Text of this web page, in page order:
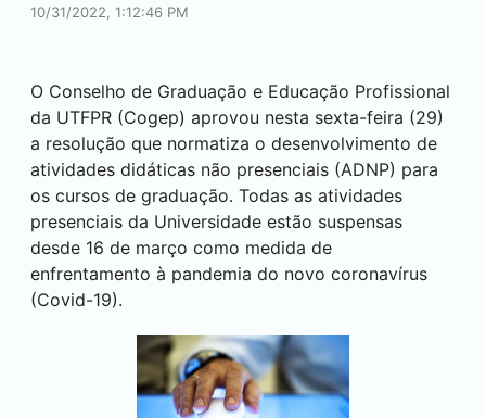
10/31/2022, 1:12:46 PM
O Conselho de Graduação e Educação Profissional
da UTFPR (Cogep) aprovou nesta sexta-feira (29)
a resolução que normatiza o desenvolvimento de
atividades didáticas não presenciais (ADNP) para
os cursos de graduação. Todas as atividades
presenciais da Universidade estão suspensas
desde 16 de março como medida de
enfrentamento à pandemia do novo coronavírus
(Covid-19).